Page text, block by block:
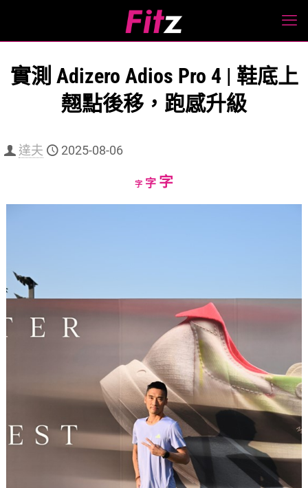
實測 Adizero Adios Pro 4 | 鞋底上
翹點後移，跑感升級
達夫 2025-08-06
字Decrease
字Reset
字Increase